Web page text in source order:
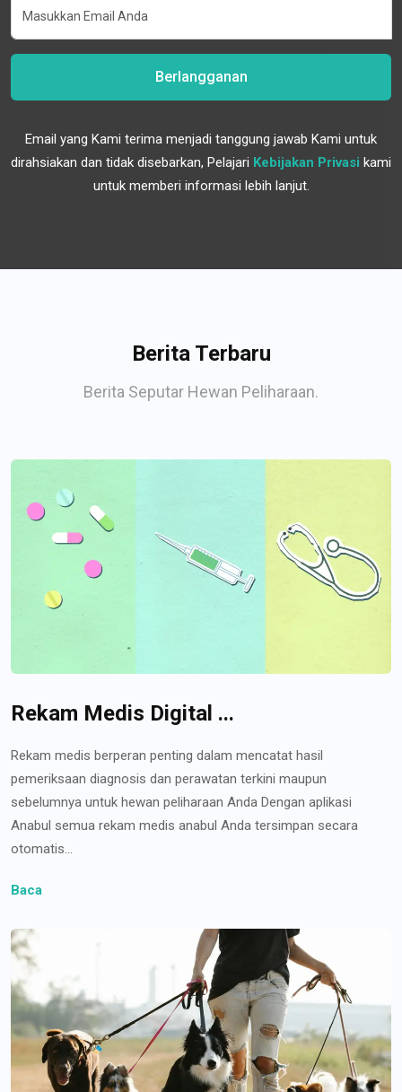
Berlangganan
Email yang Kami terima menjadi tanggung jawab Kami untuk
dirahsiakan dan tidak disebarkan, Pelajari Kebijakan Privasi kami
untuk memberi informasi lebih lanjut.
Berita Terbaru
Berita Seputar Hewan Peliharaan.
Rekam Medis Digital ...
Rekam medis berperan penting dalam mencatat hasil
pemeriksaan diagnosis dan perawatan terkini maupun
sebelumnya untuk hewan peliharaan Anda Dengan aplikasi
Anabul semua rekam medis anabul Anda tersimpan secara
otomatis...
Baca